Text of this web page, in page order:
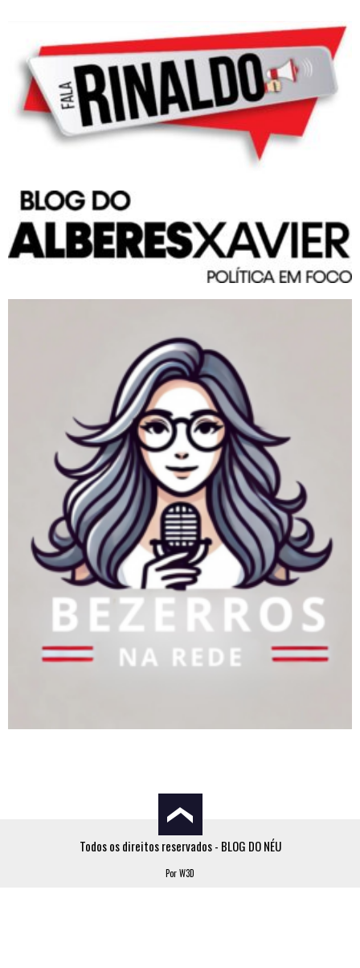
Todos os direitos reservados - BLOG DO NÉU
Por W3D